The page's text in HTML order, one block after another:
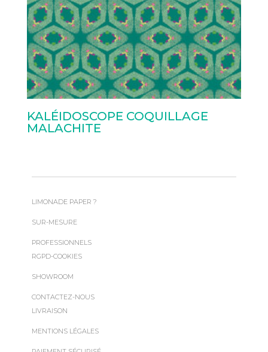
KALÉIDOSCOPE COQUILLAGE
MALACHITE
LIMONADE PAPER ?
SUR-MESURE
PROFESSIONNELS
RGPD-COOKIES
SHOWROOM
CONTACTEZ-NOUS
LIVRAISON
MENTIONS LÉGALES